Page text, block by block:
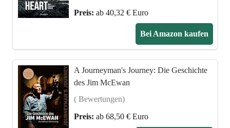
Preis: ab 40,32 € Euro
Bei Amazon kaufen
A Journeyman's Journey: Die Geschichte
des Jim McEwan
( Bewertungen)
Preis: ab 68,50 € Euro